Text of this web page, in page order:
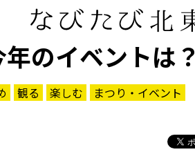
のイベントは？
観る 楽しむ まつり・イベント